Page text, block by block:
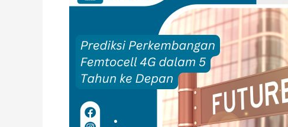
Femtocell
Tahun